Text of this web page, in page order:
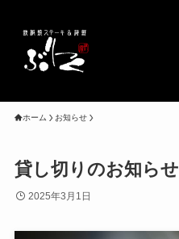
ホーム お知らせ
貸し切りのお知らせ
2025年3月1日